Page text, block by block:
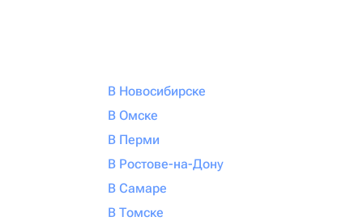
В Новосибирске
В Омске
В Перми
В Ростове-на-Дону
В Самаре
В Томске